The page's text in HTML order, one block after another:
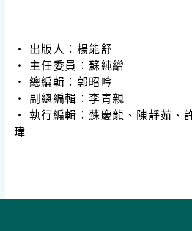
· 出版人︰楊能舒
· 主任委員︰蘇純繒
· 總編輯︰郭昭吟
· 副總編輯︰李青親
· 執行編輯︰蘇慶龍、陳靜茹、
瑋